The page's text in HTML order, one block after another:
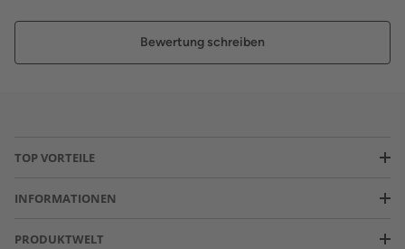
Bewertung schreiben
TOP VORTEILE
INFORMATIONEN
PRODUKTWELT